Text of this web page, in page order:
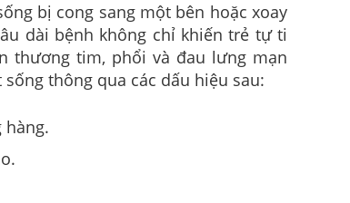
bị cong sang một bên hoặc xoay
dài bệnh không chỉ khiến trẻ tự ti
thương tim, phổi và đau lưng mạn
thông qua các dấu hiệu sau:
hàng.